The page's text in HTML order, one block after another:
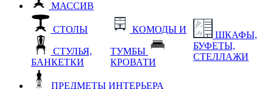
МАССИВ
СТОЛЫ
СТУЛЬЯ,
БАНКЕТКИ
КОМОДЫ И
ТУМБЫ
КРОВАТИ
ШКАФЫ,
БУФЕТЫ,
СТЕЛЛАЖИ
ПРЕДМЕТЫ ИНТЕРЬЕРА